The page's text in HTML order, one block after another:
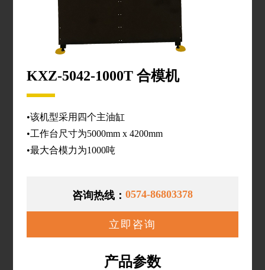
KXZ-5042-1000T 合模机
•该机型采用四个主油缸
•工作台尺寸为5000mm x 4200mm
•最大合模力为1000吨
咨询热线： 0574-86803378
立即咨询
产品参数